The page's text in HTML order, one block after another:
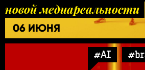
новой медиареальности
06 ИЮНЯ
#AI